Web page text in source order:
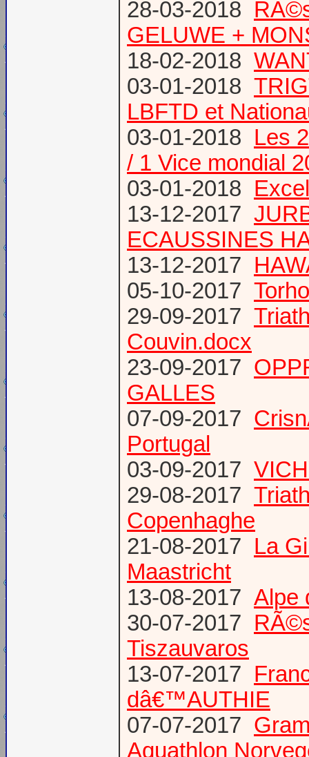
28-03-2018
GELUWE +
18-02-2018
03-01-2018
LBFTD et
03-01-2018 Les
/ 1 Vice mondial
03-01-2018
13-12-2017
ECAUSSINES
13-12-2017
05-10-2017
29-09-2017
Couvin.docx
23-09-2017
GALLES
07-09-2017
Portugal
03-09-2017
29-08-2017
Copenhaghe
21-08-2017 La
Maastricht
13-08-2017 Alpe
30-07-2017
Tiszauvaros
13-07-2017
dâ€™AUTHIE
07-07-2017
Aquathlon